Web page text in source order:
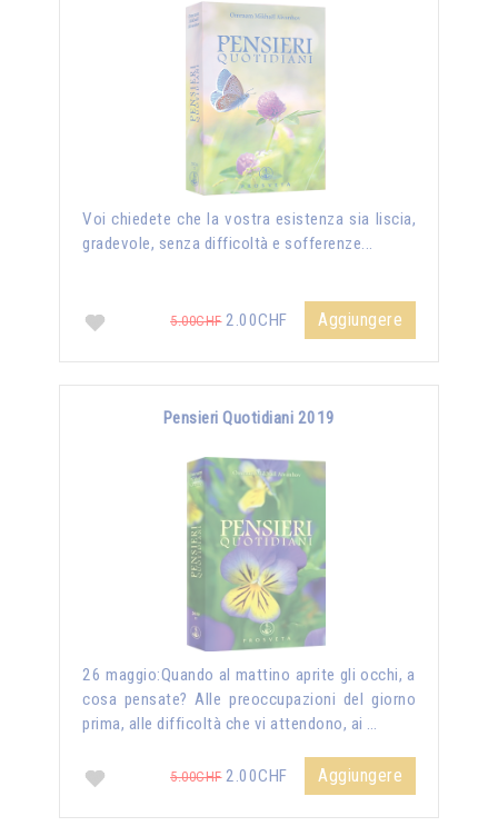
Voi chiedete che la vostra esistenza sia liscia,
gradevole, senza difficoltà e sofferenze...
5.00CHF2.00CHF Aggiungere
Pensieri Quotidiani 2019
26 maggio:Quando al mattino aprite gli occhi, a
cosa pensate? Alle preoccupazioni del giorno
prima, alle difficoltà che vi attendono, ai …
5.00CHF2.00CHF Aggiungere